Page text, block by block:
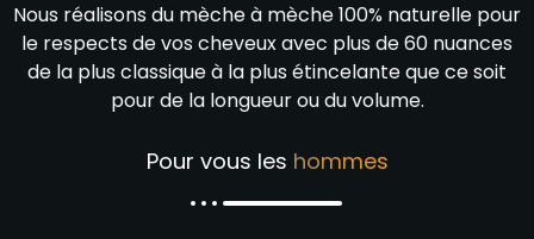
Nous réalisons du mèche à mèche 100% naturelle pour
le respects de vos cheveux avec plus de 60 nuances
de la plus classique à la plus étincelante que ce soit
pour de la longueur ou du volume.
Pour vous les hommes